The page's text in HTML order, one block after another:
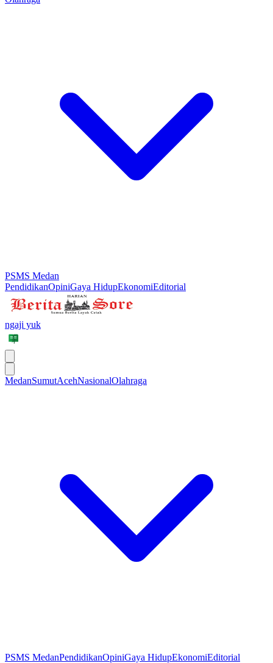
PSMS Medan
PendidikanOpiniGaya HidupEkonomiEditorial
ngaji yuk
MedanSumutAcehNasionalOlahraga
PSMS MedanPendidikanOpiniGaya HidupEkonomiEditorial